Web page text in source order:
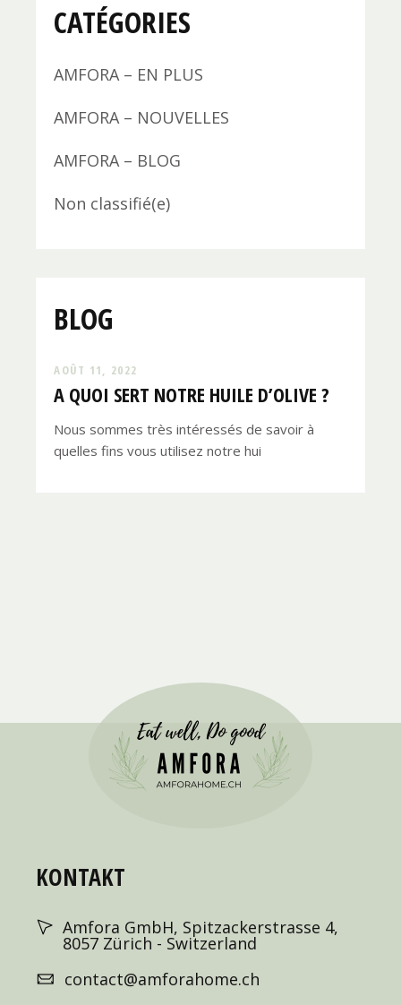
CATÉGORIES
AMFORA – EN PLUS
AMFORA – NOUVELLES
AMFORA – BLOG
Non classifié(e)
BLOG
AOÛT 11, 2022
A QUOI SERT NOTRE HUILE D’OLIVE ?
Nous sommes très intéressés de savoir à
quelles fins vous utilisez notre hui
KONTAKT
Amfora GmbH, Spitzackerstrasse 4,
8057 Zürich - Switzerland
contact@amforahome.ch